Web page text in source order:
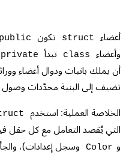
أعضاء struct تكون public
وأعضاء
class تبدأ private
أن يملك بانيات ودوال أعضاء
تضيف إلى البنية محدّدات وصول
الخلاصة العملية: استخدم
التي يُقصد التعامل مع كل حقل
و Color وسجل إعدادات)،